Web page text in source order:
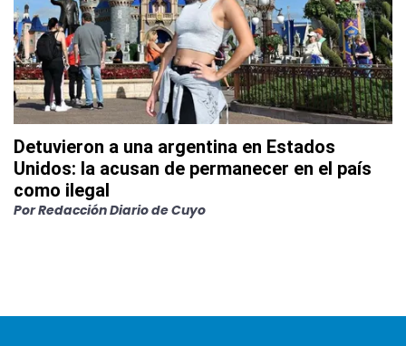
Detuvieron a una argentina en Estados
Unidos: la acusan de permanecer en el país
como ilegal
PorRedacción Diario de Cuyo